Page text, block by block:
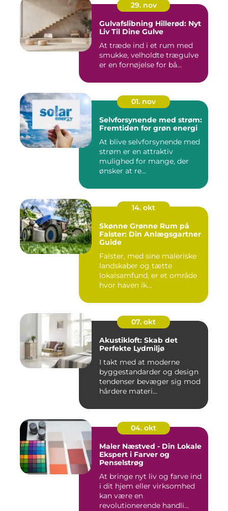
29. nov
Gulvafslibning Hillerød: Nyt
Liv Til Dine Gulve
At træde ind i et rum med
smukke, velholdte trægulve
er en fornøjelse for bå...
01. nov
Selvforsynende med strøm:
Fremtiden for grøn energi
At blive selvforsynende med
strøm er en attraktiv
mulighed for mange, der
ønsker at re...
14. okt
Skønne Grønne Rum på
Falster: Din Anlægsgartner
Guide
Falster, med sine maleriske
landskaber og tætte
lokalsamfund, er et område
hvor haven ik...
07. okt
Akustikloft: Skab det
Perfekte Lydmiljø
I takt med at moderne
byggestandarder og design
tendenser bevæger sig mod
hårdere materi...
04. okt
Maler Næstved - Din Lokale
Ekspert i Farver og
Penselstrøg
At bringe nyt liv og farve ind
i dit hjem eller virksomhed
kan være en
revolutionerende handli...